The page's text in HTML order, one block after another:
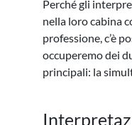
Perché gli
nella loro cabina
professione, c’è
occuperemo dei
principali: la